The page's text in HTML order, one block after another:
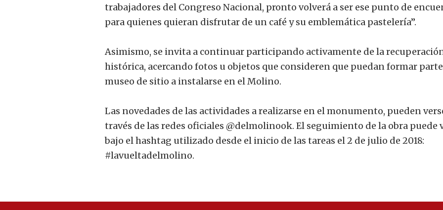
trabajadores del Congreso Nacional, pronto volverá a ser ese punto de
para quienes quieran disfrutar de un café y su emblemática pastelería”.
Asimismo, se invita a continuar participando activamente de la
histórica, acercando fotos u objetos que consideren que puedan formar
museo de sitio a instalarse en el Molino.
Las novedades de las actividades a realizarse en el monumento, pueden
través de las redes oficiales @delmolinook. El seguimiento de la obra puede
bajo el hashtag utilizado desde el inicio de las tareas el 2 de julio de 2018:
#lavueltadelmolino.